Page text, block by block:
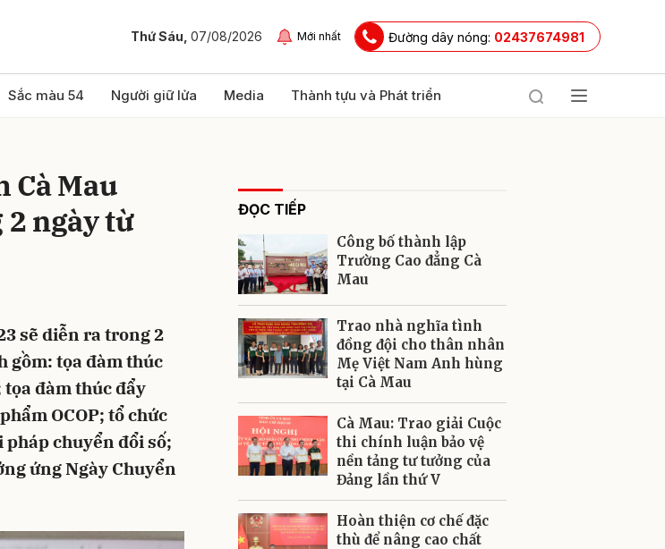
Thứ Sáu, 07/08/2026 Mới nhất Đường dây nóng: 02437674981
Sắc màu 54 Người giữ lửa Media Thành tựu và Phát triển
Cà Mau
ngày từ
sẽ diễn ra trong 2
gồm: tọa đàm thúc
đàm thúc đẩy
OCOP; tổ chức
chuyển đổi số;
ứng Ngày Chuyển
ĐỌC TIẾP
Công bố thành lập
Trường Cao đẳng Cà
Mau
Trao nhà nghĩa tình
đồng đội cho thân nhân
Mẹ Việt Nam Anh hùng
tại Cà Mau
Cà Mau: Trao giải Cuộc
thi chính luận bảo vệ
nền tảng tư tưởng của
Đảng lần thứ V
Hoàn thiện cơ chế đặc
thù để nâng cao chất
Gửi